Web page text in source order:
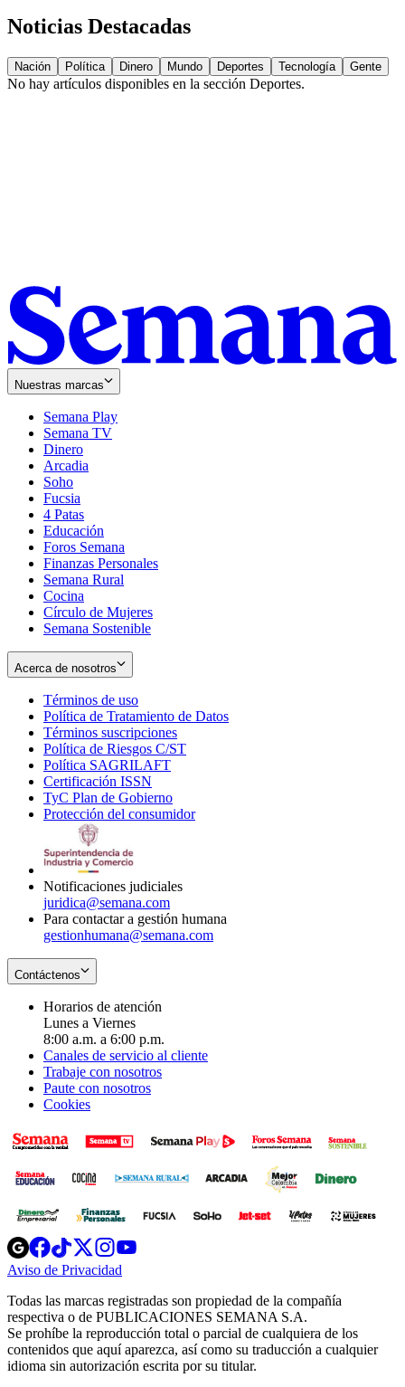
Noticias Destacadas
Nación Política Dinero Mundo Deportes Tecnología Gente
No hay artículos disponibles en la sección Deportes.
Nuestras marcas
Semana Play
Semana TV
Dinero
Arcadia
Soho
in
new
window
Fucsia
in
new
window
4 Patas
Educación
Foros Semana
Finanzas Personales
Semana Rural
Cocina
Círculo de Mujeres
Semana Sostenible
Acerca de nosotros
Términos de uso
in
new
window
Política de Tratamiento de Datos
Términos suscripciones
in
Política de Riesgos C/ST
Política SAGRILAFT
new
window
Certificación ISSN
in
new
TyC Plan de Gobierno
in
Protección del consumidorOpens
Notificaciones judiciales
juridica@semana.com
Para contactar a gestión humana
gestionhumana@semana.com
Contáctenos
Horarios de atención
Lunes a Viernes
8:00 a.m. a 6:00 p.m.
Canales de servicio al cliente
Trabaje con nosotros
Paute con nosotros
Cookies
Opens
in
new
Opens
in
new
Opens
in
new
window
Opens
new
windowwindow
Aviso de Privacidad
new
window
Todas las marcas registradas son propiedad de la compañía
respectiva o de PUBLICACIONES SEMANA S.A.
Se prohíbe la reproducción total o parcial de cualquiera de los
contenidos que aquí aparezca, así como su traducción a cualquier
idioma sin autorización escrita por su titular.